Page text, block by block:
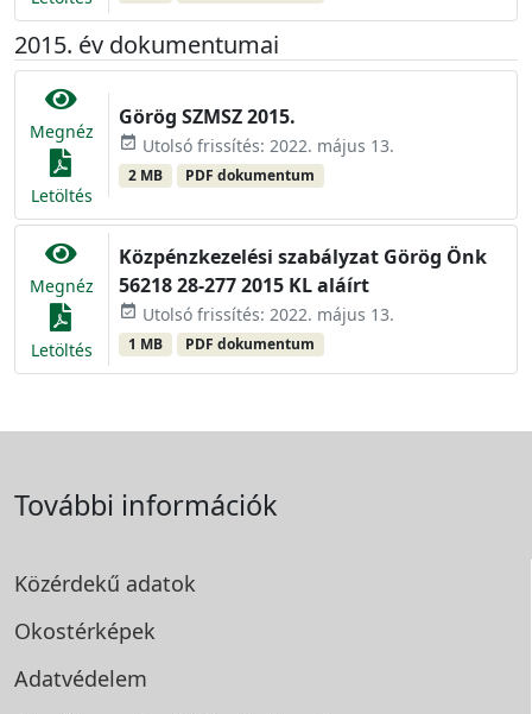
2015. év dokumentumai
Megnéz
Letöltés
Görög SZMSZ 2015.
event_available Utolsó frissítés: 2022. május 13.
2 MB PDF dokumentum
Megnéz
Letöltés
Közpénzkezelési szabályzat Görög Önk
56218 28-277 2015 KL aláírt
event_available Utolsó frissítés: 2022. május 13.
1 MB PDF dokumentum
További információk
Közérdekű adatok
Okostérképek
Adatvédelem